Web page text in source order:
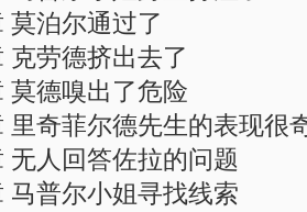
莫泊尔通过了
克劳德挤出去了
莫德嗅出了危险
里奇菲尔德先生的表现很
无人回答佐拉的问题
马普尔小姐寻找线索